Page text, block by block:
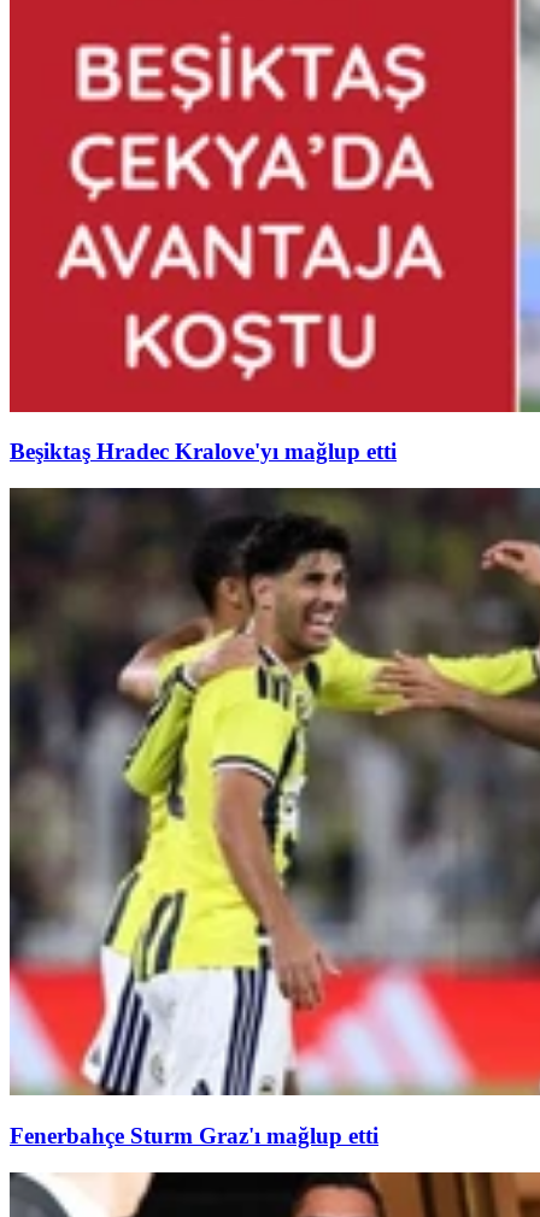
Beşiktaş Hradec Kralove'yı mağlup etti
Fenerbahçe Sturm Graz'ı mağlup etti